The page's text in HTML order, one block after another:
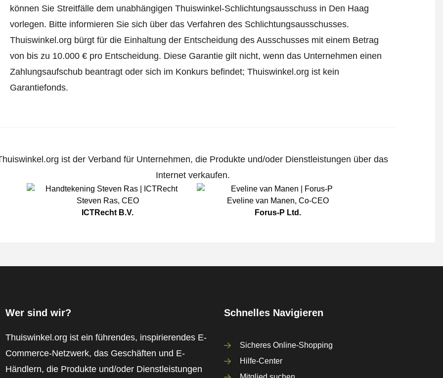
können Sie Streitfälle dem unabhängigen Thuiswinkel-Schlichtungsausschuss in Den Haag
vorlegen. Bitte informieren Sie sich über das Verfahren des Schlichtungsausschusses.
Thuiswinkel.org bürgt für die Einhaltung der Entscheidung des Ausschusses mit einem Betrag
von bis zu 10.000 € pro Entscheidung. Diese Garantie gilt nicht, wenn das Unternehmen einen
Zahlungsaufschub beantragt oder sich im Konkurs befindet; Thuiswinkel.org ist kein
Garantiefonds.
ist der Verband für Unternehmen, die Produkte und/oder Dienstleistungen über das
Internet verkaufen.
Steven Ras, CEO
ICTRecht B.V.
Eveline van Manen, Co-CEO
Forus-P Ltd.
Wer sind wir?
Thuiswinkel.org ist ein führendes, inspirierendes E-
Commerce-Netzwerk, das Geschäften und E-
Händlern, die Produkte und/oder Dienstleistungen
Schnelles Navigieren
Sicheres Online-Shopping
Hilfe-Center